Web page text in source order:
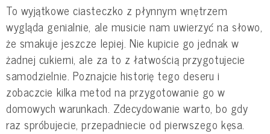
To wyjątkowe ciasteczko z płynnym wnętrzem
wygląda genialnie, ale musicie nam uwierzyć na słowo,
że smakuje jeszcze lepiej. Nie kupicie go jednak w
żadnej cukierni, ale za to z łatwością przygotujecie
samodzielnie. Poznajcie historię tego deseru i
zobaczcie kilka metod na przygotowanie go w
domowych warunkach. Zdecydowanie warto, bo gdy
raz spróbujecie, przepadniecie od pierwszego kęsa.